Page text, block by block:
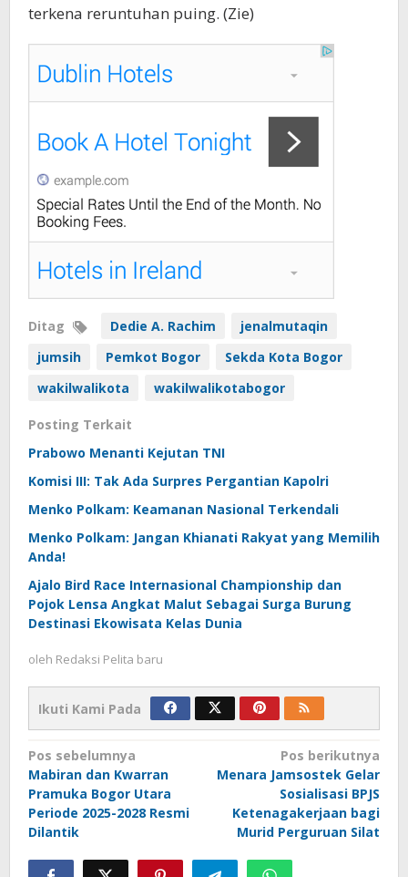
terkena reruntuhan puing. (Zie)
Ditag Dedie A. Rachim
jenalmutaqin
jumsih
Pemkot Bogor
Sekda Kota Bogor
wakilwalikota
wakilwalikotabogor
Posting Terkait
Prabowo Menanti Kejutan TNI
Komisi III: Tak Ada Surpres Pergantian Kapolri
Menko Polkam: Keamanan Nasional Terkendali
Menko Polkam: Jangan Khianati Rakyat yang Memilih
Anda!
Ajalo Bird Race Internasional Championship dan
Pojok Lensa Angkat Malut Sebagai Surga Burung
Destinasi Ekowisata Kelas Dunia
oleh Redaksi Pelita baru
Ikuti Kami Pada
Navigasi
pos
Pos sebelumnya
Mabiran dan Kwarran
Pramuka Bogor Utara
Periode 2025-2028 Resmi
Dilantik
Pos berikutnya
Menara Jamsostek Gelar
Sosialisasi BPJS
Ketenagakerjaan bagi
Murid Perguruan Silat